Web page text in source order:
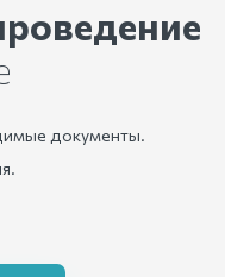
документы.